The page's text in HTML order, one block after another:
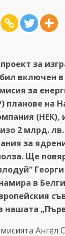
за
включен
за
планове на
(НЕК),
2 млрд.
за
Ще
в
нашата
Ангел